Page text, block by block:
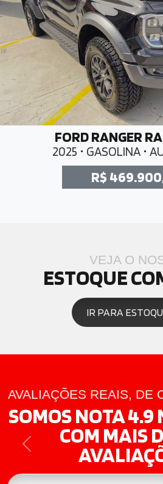
FORD RANGER
2025 • GASOLINA •
R$
VEJA O
ESTOQUE
IR PARA
AVALIAÇÕES REAIS, DE
SOMOS NOTA 4.9
COM MAIS
PREVIOUS